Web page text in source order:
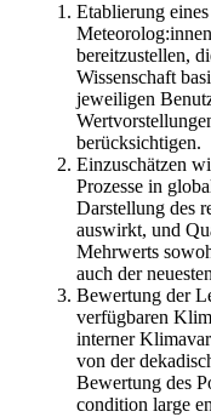
Etablierung
bereitzustellen,
Wissenschaft
jeweiligen
berücksichtigen.
Einzuschätzen
Prozesse in
Darstellung des
auswirkt, und
Mehrwerts
auch der
Bewertung der
verfügbaren
interner
von der
Bewertung des
condition large